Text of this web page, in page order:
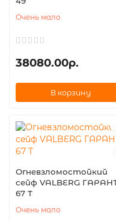
Очень мало
38080.00р.
В корзину
Огневзломостойкий
сейф VALBERG
67 T
Очень мало